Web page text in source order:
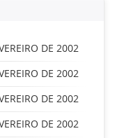
DE 2002
DE 2002
DE 2002
DE 2002